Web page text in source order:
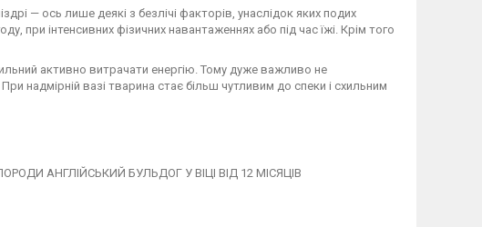
— ось лише деякі з безлічі факторів, унаслідок яких подих
при інтенсивних фізичних навантаженнях або під час їжі. Крім того
активно витрачати енергію. Тому дуже важливо не
надмірній вазі тварина стає більш чутливим до спеки і схильним
АНГЛІЙСЬКИЙ БУЛЬДОГ У ВІЦІ ВІД 12 МІСЯЦІВ